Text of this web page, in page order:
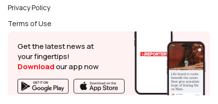
Privacy Policy
Terms of Use
Get the latest news at
your fingertips!
Downloadour app now